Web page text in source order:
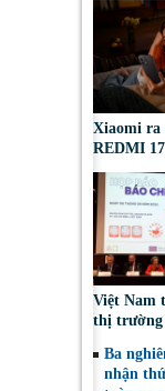
Xiaomi ra
REDMI
kế trẻ
5,5 triệu
Việt Nam
thị trường
sản, thực
Lan
Ba
nhận